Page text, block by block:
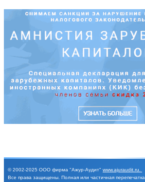
© 2002-2025 ООО фирма "Ажур-Аудит" www.ajuraudit.ru
Все права защищены. Полная или частичная перепечатка